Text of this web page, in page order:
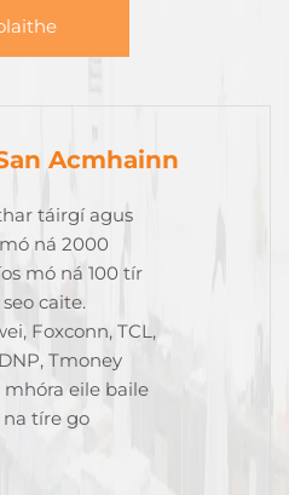
Acmhainn
táirgí agus
ná 2000
mó ná 100 tír
caite.
Foxconn, TCL,
Tmoney
eile baile
na tíre go